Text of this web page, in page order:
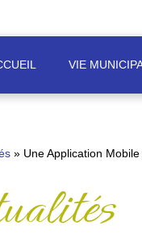
VIE
» Une Application